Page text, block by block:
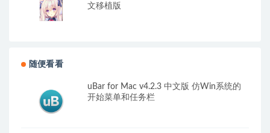
文移植版
随便看看
uBar for Mac v4.2.3 中文版 仿Win系统的
开始菜单和任务栏